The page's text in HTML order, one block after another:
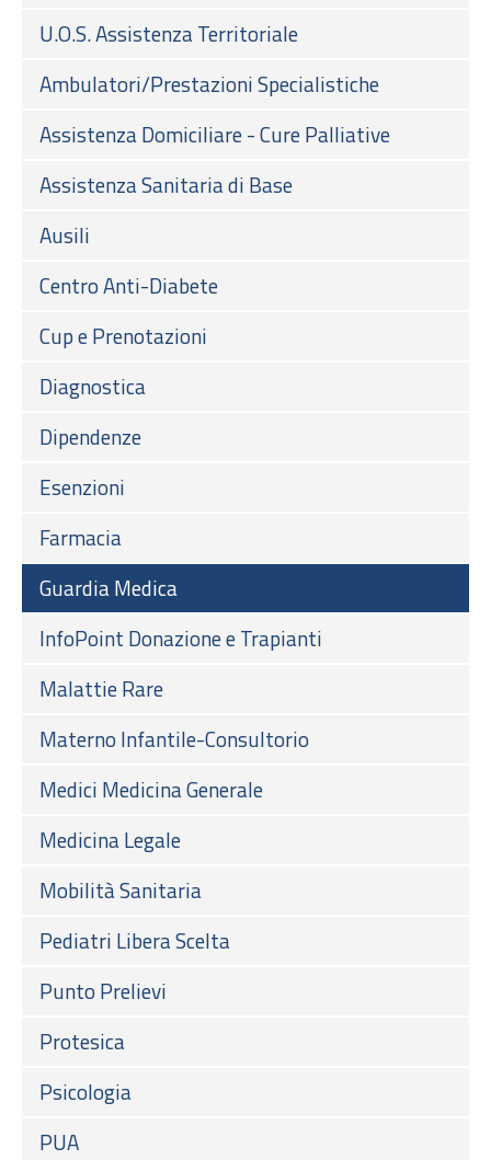
U.O.S. Assistenza Territoriale
Ambulatori/Prestazioni Specialistiche
Assistenza Domiciliare - Cure Palliative
Assistenza Sanitaria di Base
Ausili
Centro Anti-Diabete
Cup e Prenotazioni
Diagnostica
Dipendenze
Esenzioni
Farmacia
Guardia Medica
InfoPoint Donazione e Trapianti
Malattie Rare
Materno Infantile-Consultorio
Medici Medicina Generale
Medicina Legale
Mobilità Sanitaria
Pediatri Libera Scelta
Punto Prelievi
Protesica
Psicologia
PUA